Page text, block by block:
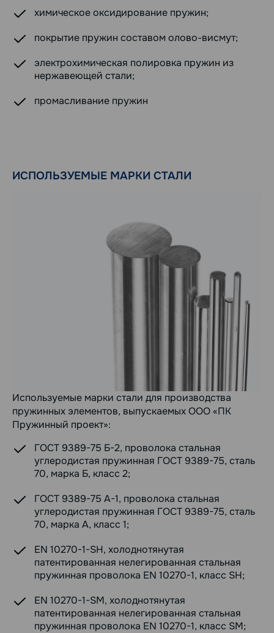
химическое оксидирование пружин;
покрытие пружин составом олово-висмут;
электрохимическая полировка пружин из
нержавеющей стали;
промасливание пружин
ИСПОЛЬЗУЕМЫЕ МАРКИ СТАЛИ
Используемые марки стали для производства
пружинных элементов, выпускаемых ООО «ПК
Пружинный проект»:
ГОСТ 9389-75 Б-2, проволока стальная
углеродистая пружинная ГОСТ 9389-75, сталь
70, марка Б, класс 2;
ГОСТ 9389-75 А-1, проволока стальная
углеродистая пружинная ГОСТ 9389-75, сталь
70, марка А, класс 1;
EN 10270-1-SH, холоднотянутая
патентированная нелегированная стальная
пружинная проволока EN 10270-1, класс SH;
EN 10270-1-SM, холоднотянутая
патентированная нелегированная стальная
пружинная проволока EN 10270-1, класс SM;